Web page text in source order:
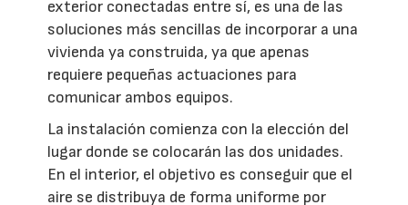
exterior conectadas entre sí, es una de las
soluciones más sencillas de incorporar a una
vivienda ya construida, ya que apenas
requiere pequeñas actuaciones para
comunicar ambos equipos.
La instalación comienza con la elección del
lugar donde se colocarán las dos unidades.
En el interior, el objetivo es conseguir que el
aire se distribuya de forma uniforme por